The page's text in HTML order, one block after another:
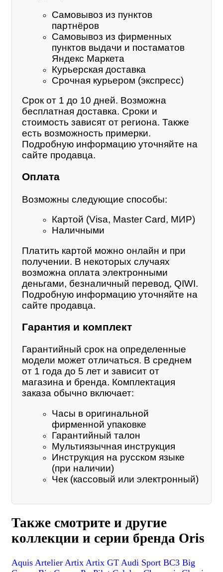
Самовывоз из пунктов
партнёров
Самовывоз из фирменных
пунктов выдачи и постаматов
Яндекс Маркета
Курьерская доставка
Срочная курьером (экспресс)
Срок от 1 до 10 дней. Возможна
бесплатная доставка. Сроки и
стоимость зависят от региона. Также
есть возможность примерки.
Подробную информацию уточняйте на
сайте продавца.
Оплата
Возможны следующие способы:
Картой (Visa, Master Card, МИР)
Наличными
Платить картой можно онлайн и при
получении. В некоторых случаях
возможна оплата электронными
деньгами, безналичный перевод, QIWI.
Подробную информацию уточняйте на
сайте продавца.
Гарантия и комплект
Гарантийный срок на определенные
модели может отличаться. В среднем
от 1 года до 5 лет и зависит от
магазина и бренда. Комплектация
заказа обычно включает:
Часы в оригинальной
фирменной упаковке
Гарантийный талон
Мультиязычная инструкция
Инструкция на русском языке
(при наличии)
Чек (кассовый или электронный)
Также смотрите и другие
коллекции и серии бренда Oris
Aquis Artelier Artix Artix GT Audi Sport BC3 Big